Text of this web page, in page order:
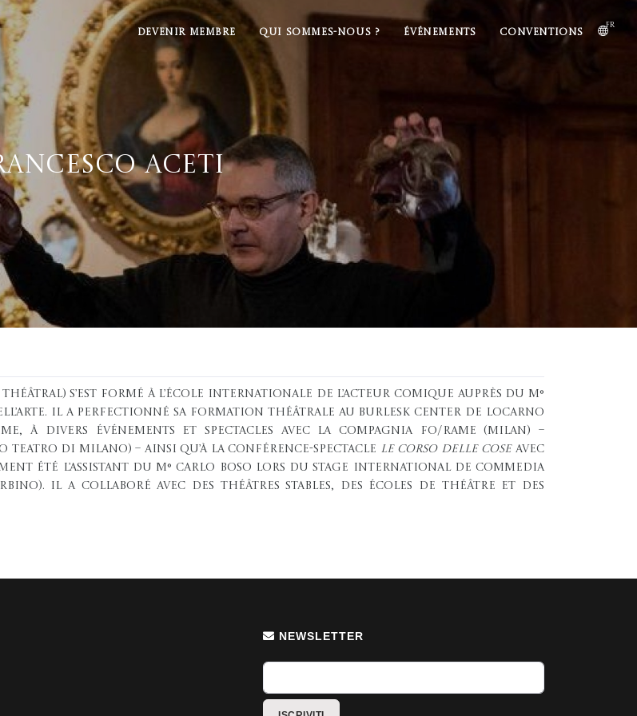
fr
DEVENIR MEMBRE QUI SOMMES-NOUS ? ÉVÉNEMENTS CONVENTIONS
Aceti
s’est formé à l’École internationale de l’Acteur Comique auprès du M°
Il a perfectionné sa formation théâtrale au Burlesk Center de Locarno
à divers événements et spectacles avec la Compagnia Fo/Rame (Milan) –
Teatro di Milano) – ainsi qu’à la conférence-spectacle Le Corso delle coseavec
été l’assistant du M° Carlo Boso lors du Stage international de Commedia
Il a collaboré avec des théâtres stables, des écoles de théâtre et des
NEWSLETTER